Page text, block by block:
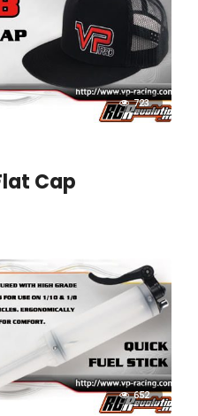
723
Cap
652